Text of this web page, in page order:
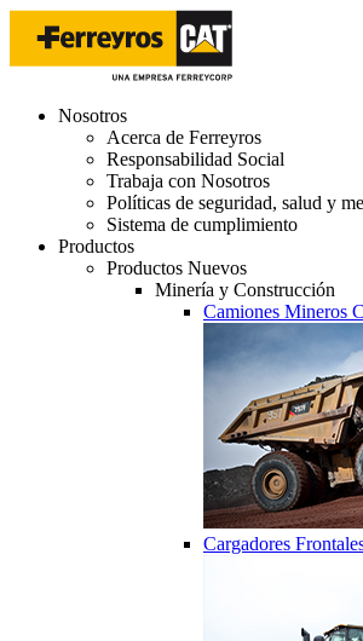
Nosotros
Acerca de Ferreyros
Responsabilidad Social
Trabaja con Nosotros
Políticas de seguridad, salud y
Sistema de cumplimiento
Productos
Productos Nuevos
Minería y Construcción
Camiones Mineros
Cargadores